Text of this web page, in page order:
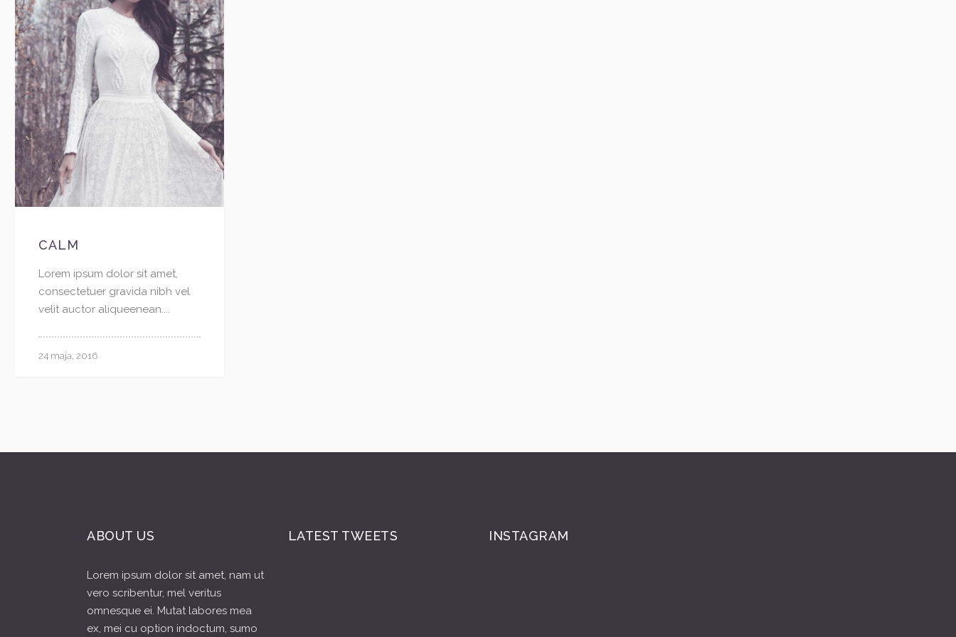
CALM
Lorem ipsum dolor sit amet,
consectetuer gravida nibh vel
velit auctor aliqueenean....
24 maja, 2016
ABOUT US
Lorem ipsum dolor sit amet, nam ut
vero scribentur, mel veritus
omnesque ei. Mutat labores mea
ex, mei cu option indoctum, sumo
LATEST TWEETS INSTAGRAM